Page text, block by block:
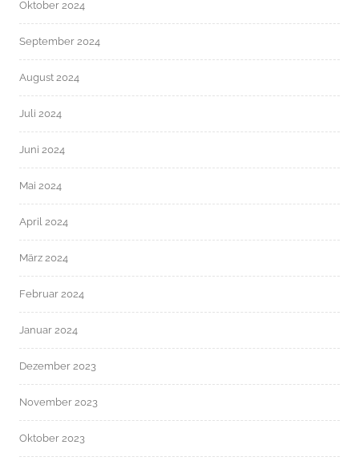
Oktober 2024
September 2024
August 2024
Juli 2024
Juni 2024
Mai 2024
April 2024
März 2024
Februar 2024
Januar 2024
Dezember 2023
November 2023
Oktober 2023